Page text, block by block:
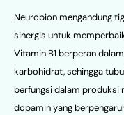
Neurobion mengandung
sinergis untuk
Vitamin B1 berperan
karbohidrat, sehingga
berfungsi dalam
dopamin yang